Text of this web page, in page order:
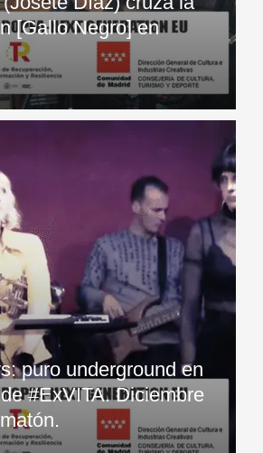
[Gallo Negro] en
puro underground en
#ExVITA. Diciembre